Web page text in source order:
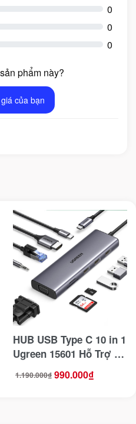
0
0
0
phẩm này?
của bạn
HUB USB Type C 10 in 1
Ugreen 15601 Hỗ Trợ 1x
HDMI 4k30Hz, VGA , 3x
USB 3.0, Lan 1Gbps,
1.190.000₫
Giá
gốc 990.000₫
Giá
hiện